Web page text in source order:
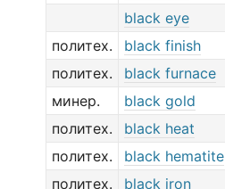
black eye
политех.
black finish
политех.
black furnace
минер.
black gold
политех.
black heat
политех.
black hematite
политех.
black iron